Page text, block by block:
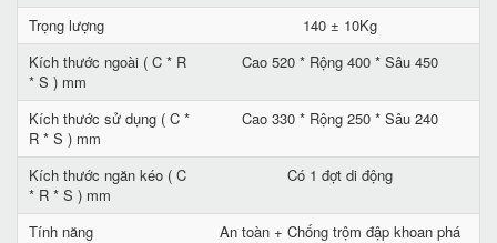
Trọng lượng
140 ± 10Kg
Kích thước ngoài ( C * R
* S ) mm
Cao 520 * Rộng 400 * Sâu 450
Kích thước sử dụng ( C *
R * S ) mm
Cao 330 * Rộng 250 * Sâu 240
Kích thước ngăn kéo ( C
* R * S ) mm
Có 1 đợt di động
Tính năng
An toàn + Chống trộm đập khoan phá